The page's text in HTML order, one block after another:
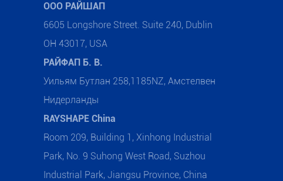
ООО РАЙШАП
6605 Longshore Street. Suite 240, Dublin
OH 43017, USA
РАЙФАП Б. В.
Уильям Бутлан 258,1185NZ, Амстелвен
Нидерланды
RAYSHAPE China
Room 209, Building 1, Xinhong Industrial
Park, No. 9 Suhong West Road, Suzhou
Industrial Park, Jiangsu Province, China